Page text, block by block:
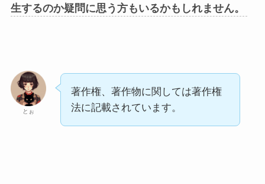
生するのか疑問に思う方もいるかもしれません。
とぉ
著作権、著作物に関しては著作権
法に記載されています。